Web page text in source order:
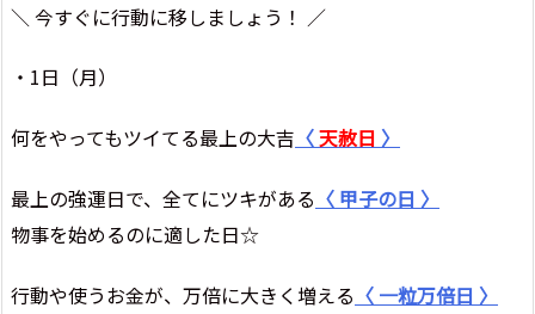
＼ 今すぐに行動に移しましょう！ ／
・1日（月）
何をやってもツイてる最上の大吉 〈天赦日 〉
最上の強運日で、全てにツキがある 〈 甲子の日 〉
物事を始めるのに適した日☆
行動や使うお金が、万倍に大きく増える 〈 一粒万倍日 〉